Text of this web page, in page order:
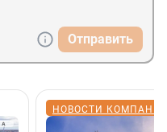
Отправить
НОВОСТИ